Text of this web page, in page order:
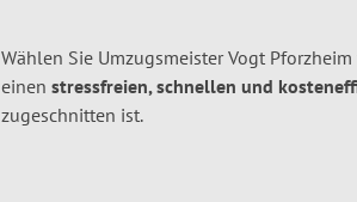
Wählen Sie Umzugsmeister Vogt
einen stressfreien, schnellen und
zugeschnitten ist.